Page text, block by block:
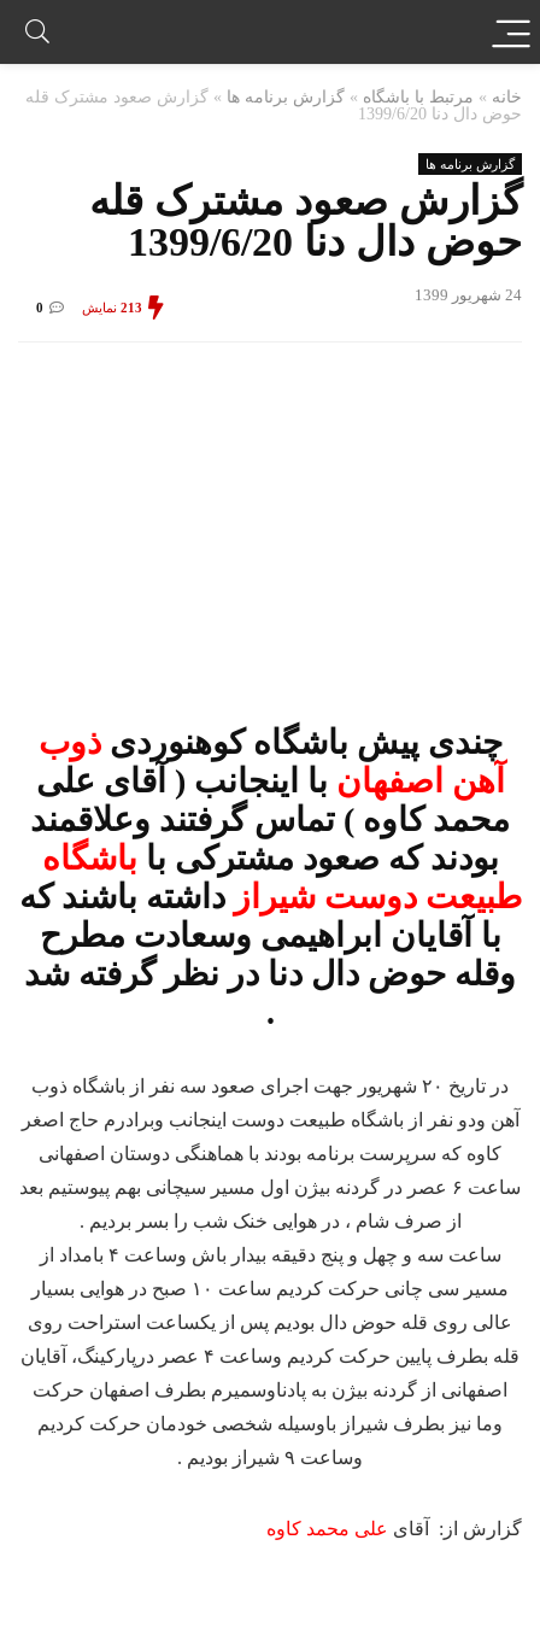
خانه » مرتبط با باشگاه » گزارش برنامه ها » گزارش صعود مشترک قله
حوض دال دنا 1399/6/20
گزارش برنامه ها
گزارش صعود مشترک قله
حوض دال دنا 1399/6/20
24 شهریور 1399
213 نمایش 0
چندی پیش باشگاه کوهنوردیذوب
آهن اصفهان با اینجانب ( آقای علی
محمد کاوه ) تماس گرفتند وعلاقمند
بودند که صعود مشترکی با باشگاه
طبیعت دوست شیراز داشته باشند که
با آقایان ابراهیمی وسعادت مطرح
وقله حوض دال دنا در نظر گرفته شد
.
در تاریخ ۲۰ شهریور جهت اجرای صعود سه نفر از باشگاه ذوب
آهن ودو نفر از باشگاه طبیعت دوست اینجانب وبرادرم حاج اصغر
کاوه که سرپرست برنامه بودند با هماهنگی دوستان اصفهانی
ساعت ۶ عصر در گردنه بیژن اول مسیر سیچانی بهم پیوستیم بعد
از صرف شام ، در هوایی خنک شب را بسر بردیم .
ساعت سه و چهل و پنج دقیقه بیدار باش وساعت ۴ بامداد از
مسیر سی چانی حرکت کردیم ساعت ۱۰ صبح در هوایی بسیار
عالی روی قله حوض دال بودیم پس از یکساعت استراحت روی
قله بطرف پایین حرکت کردیم وساعت ۴ عصر درپارکینگ، آقایان
اصفهانی از گردنه بیژن به پادناوسمیرم بطرف اصفهان حرکت
وما نیز بطرف شیراز باوسیله شخصی خودمان حرکت کردیم
وساعت ۹ شیراز بودیم .
گزارش از: آقای علی محمد کاوه